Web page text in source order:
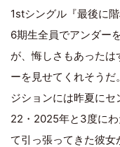
1stシングル『最後に
6期生全員でアンダー
が、悔しさもあった
ーを見せてくれそう
ジションには昨夏に
22・2025年と3度に
て引っ張ってきた彼女